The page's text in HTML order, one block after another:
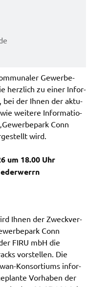
Gewer­be­
herz­lich zu einer Infor­
bei der Ihnen der aktu­
weite­re Infor­ma­tio­
Conn
wird.
um 18.00 Uhr
Ihnen der Zweck­ver­
Conn
FIRU mbH die
vorstel­len. Die
Konsor­ti­ums infor­
Vorha­ben der
Datenschutzhinweise